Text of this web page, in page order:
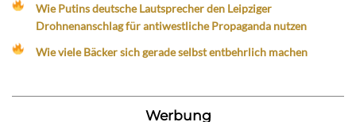
Wie Putins deutsche Lautsprecher den Leipziger
Drohnenanschlag für antiwestliche Propaganda nutzen
Wie viele Bäcker sich gerade selbst entbehrlich machen
Werbung